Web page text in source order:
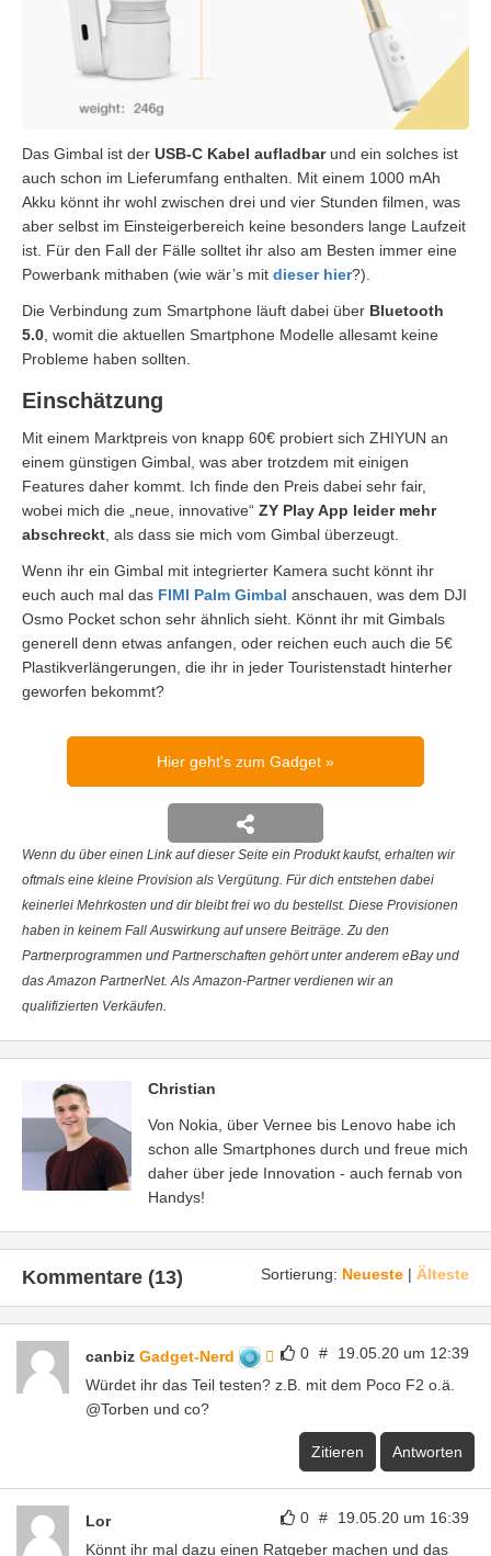
Das Gimbal ist der USB-C Kabel aufladbarund ein solches ist
auch schon im Lieferumfang enthalten. Mit einem 1000 mAh
Akku könnt ihr wohl zwischen drei und vier Stunden filmen, was
aber selbst im Einsteigerbereich keine besonders lange Laufzeit
ist. Für den Fall der Fälle solltet ihr also am Besten immer eine
Powerbank mithaben (wie wär’s mit dieser hier?).
Die Verbindung zum Smartphone läuft dabei über Bluetooth
5.0 , womit die aktuellen Smartphone Modelle allesamt keine
Probleme haben sollten.
Einschätzung
Mit einem Marktpreis von knapp 60€ probiert sich ZHIYUN an
einem günstigen Gimbal, was aber trotzdem mit einigen
Features daher kommt. Ich finde den Preis dabei sehr fair,
wobei mich die „neue, innovative“ ZY Play App leider mehr
abschreckt , als dass sie mich vom Gimbal überzeugt.
Wenn ihr ein Gimbal mit integrierter Kamera sucht könnt ihr
euch auch mal das FIMI Palm Gimbal anschauen, was dem DJI
Osmo Pocket schon sehr ähnlich sieht. Könnt ihr mit Gimbals
generell denn etwas anfangen, oder reichen euch auch die 5€
Plastikverlängerungen, die ihr in jeder Touristenstadt hinterher
geworfen bekommt?
Hier geht's zum Gadget
Wenn du über einen Link auf dieser Seite ein Produkt kaufst, erhalten wir
oftmals eine kleine Provision als Vergütung. Für dich entstehen dabei
keinerlei Mehrkosten und dir bleibt frei wo du bestellst. Diese Provisionen
haben in keinem Fall Auswirkung auf unsere Beiträge. Zu den
Partnerprogrammen und Partnerschaften gehört unter anderem eBay und
das Amazon PartnerNet. Als Amazon-Partner verdienen wir an
qualifizierten Verkäufen.
Christian
Von Nokia, über Vernee bis Lenovo habe ich
schon alle Smartphones durch und freue mich
daher über jede Innovation - auch fernab von
Handys!
Sortierung: Neueste | Älteste
Kommentare (13)
0 # 19.05.20 um 12:39
canbiz Gadget-Nerd
Würdet ihr das Teil testen? z.B. mit dem Poco F2 o.ä.
@Torben und co?
Zitieren Antworten
0 # 19.05.20 um 16:39
Lor
Könnt ihr mal dazu einen Ratgeber machen und das